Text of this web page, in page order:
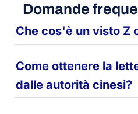
Domande
Che cos'è un visto Z
Come ottenere la
dalle autorità cinesi?